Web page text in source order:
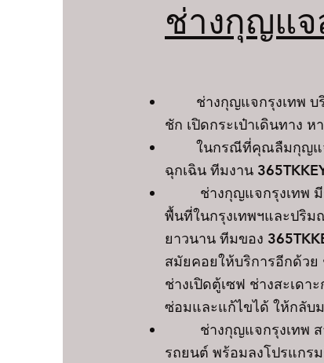
ช่างกุญแจ
ช่างกุญแจกรุงเทพ บริก
ชัก เปิดกระเป๋าเดินทาง
ในกรณีที่คุณลืมกุญแจ
ฉุกเฉิน ทีมงาน
ช่างกุญแจกรุงเทพ มีช่
พื้นที่ในกรุงเทพฯและปริม
ยาวนาน ทีมของ
สมัยคอยให้บริการอีกด้ว
ช่างเปิดตู้เซฟ ช่างสะเด
ซ่อมและแก้ไขได้ ให้กลับ
ช่างกุญแจกรุงเทพ สา
รถยนต์ พร้อมลงโปรแกร